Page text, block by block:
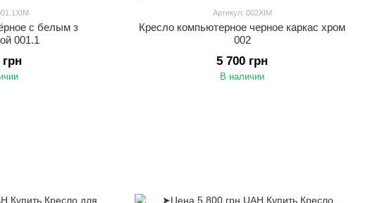
с белым з
001.1
Артикул: 002XIM
Кресло компьютерное черное каркас хром
002
5 700 грн
В наличии